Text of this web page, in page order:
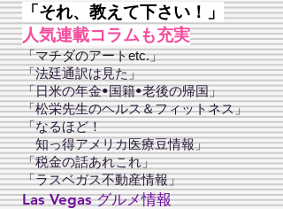
「それ、教えて下さい！」
人気連載コラムも充実
「マチダのアートetc.」
「法廷通訳は見た」
「日米の年金•国籍•老後の帰国」
「松栄先生のヘルス＆フィットネス」
「なるほど！
知っ得アメリカ医療豆情報」
「税金の話あれこれ」
「​ラスベガス不動産情報」
Las Vegas グルメ情報